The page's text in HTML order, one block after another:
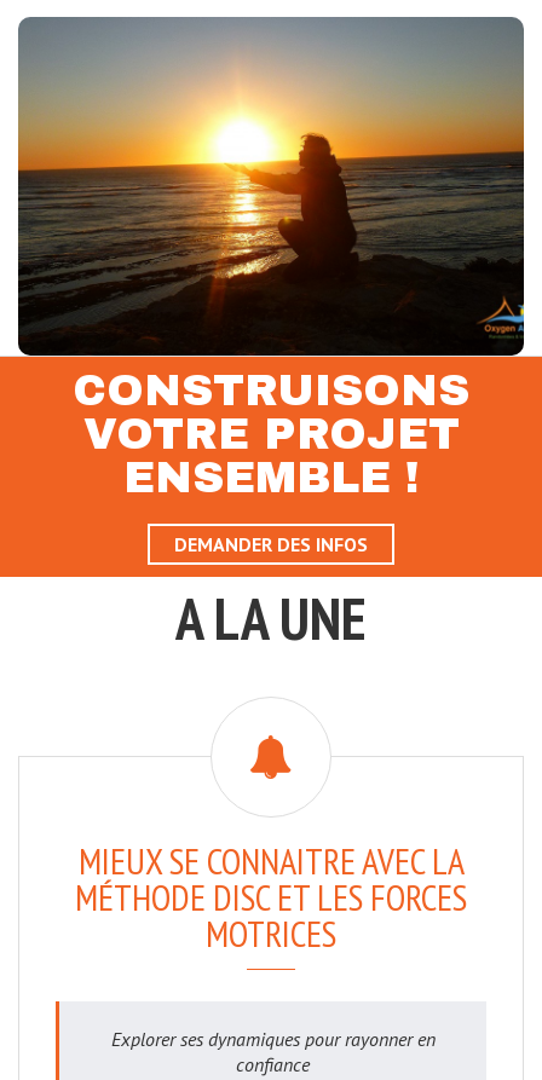
SOPHRO-NATURE
Sophrologie, Pleine conscience, Méditation
Week-end pour vous ressourcer
CONSTRUISONS
VOTRE PROJET
ENSEMBLE !
DEMANDER DES INFOS
A LA UNE
MIEUX SE CONNAITRE AVEC LA
MÉTHODE DISC ET LES FORCES
MOTRICES
Explorer ses dynamiques pour rayonner en
confiance